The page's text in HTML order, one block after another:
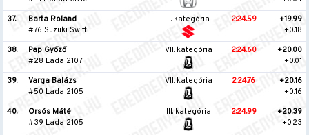
37.
Barta Roland
#76 Suzuki Swift
II. kategória 2:24.59
+19.99
+0.18
38.
Pap Győző
#28 Lada 2107
VII. kategória 2:24.60
+20.00
+0.01
39.
Varga Balázs
#50 Lada 2105
VII. kategória 2:24.76
+20.16
+0.16
40.
Orsós Máté
#39 Lada 2105
III. kategória 2:24.99
+20.39
+0.23